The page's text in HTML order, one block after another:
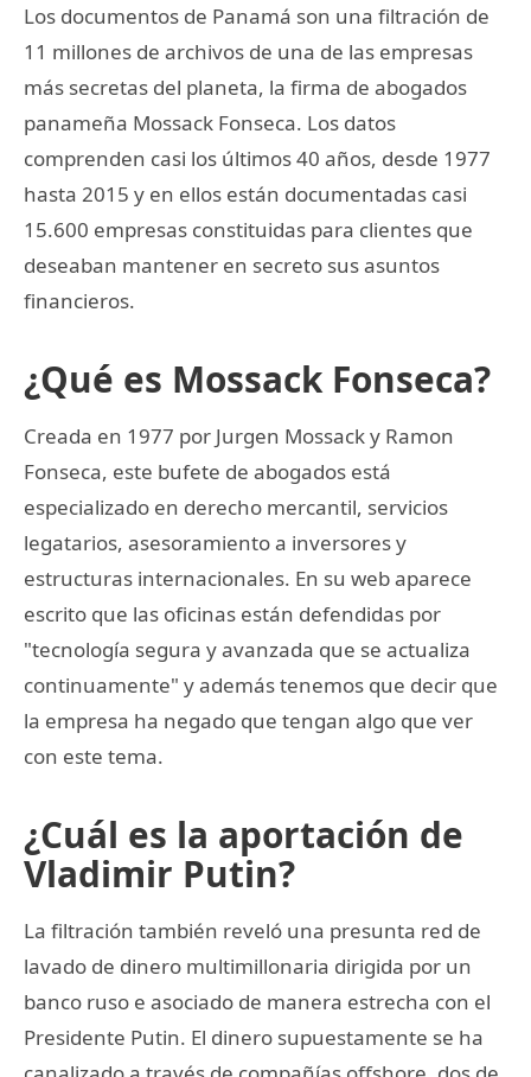
Los documentos de Panamá son una filtración de
11 millones de archivos de una de las empresas
más secretas del planeta, la firma de abogados
panameña Mossack Fonseca. Los datos
comprenden casi los últimos 40 años, desde 1977
hasta 2015 y en ellos están documentadas casi
15.600 empresas constituidas para clientes que
deseaban mantener en secreto sus asuntos
financieros.
¿Qué es Mossack Fonseca?
Creada en 1977 por Jurgen Mossack y Ramon
Fonseca, este bufete de abogados está
especializado en derecho mercantil, servicios
legatarios, asesoramiento a inversores y
estructuras internacionales. En su web aparece
escrito que las oficinas están defendidas por
"tecnología segura y avanzada que se actualiza
continuamente" y además tenemos que decir que
la empresa ha negado que tengan algo que ver
con este tema.
¿Cuál es la aportación de
Vladimir Putin?
La filtración también reveló una presunta red de
lavado de dinero multimillonaria dirigida por un
banco ruso e asociado de manera estrecha con el
Presidente Putin. El dinero supuestamente se ha